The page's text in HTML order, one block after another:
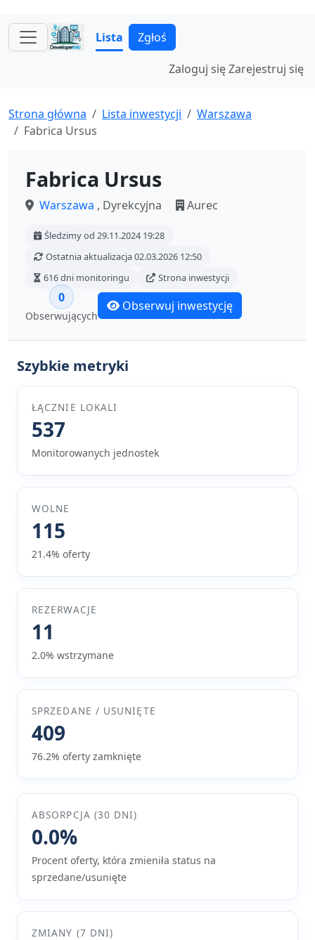
Lista Zgłoś
Zaloguj sięZarejestruj się
Strona główna Lista inwestycji
Warszawa
Fabrica Ursus
Fabrica Ursus
Warszawa , Dyrekcyjna Aurec
Śledzimy od 29.11.2024 19:28
Ostatnia aktualizacja 02.03.2026 12:50
616 dni monitoringu
Strona inwestycji
0
Obserwujących
Obserwuj inwestycję
Szybkie metryki
ŁĄCZNIE LOKALI
537
Monitorowanych jednostek
WOLNE
115
21.4% oferty
REZERWACJE
11
2.0% wstrzymane
SPRZEDANE / USUNIĘTE
409
76.2% oferty zamknięte
ABSORPCJA (30 DNI)
0.0%
Procent oferty, która zmieniła status na
sprzedane/usunięte
ZMIANY (7 DNI)